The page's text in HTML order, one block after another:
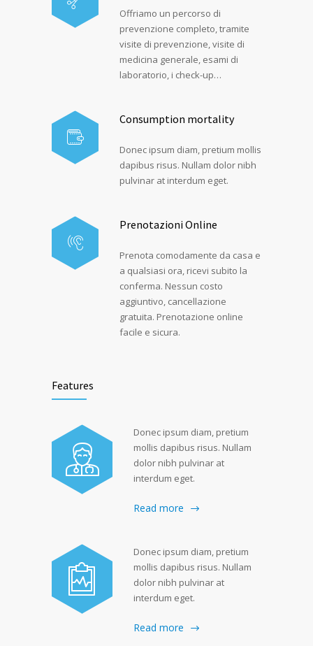
Offriamo un percorso di
prevenzione completo, tramite
visite di prevenzione, visite di
medicina generale, esami di
laboratorio, i check-up…
Consumption mortality
Donec ipsum diam, pretium mollis
dapibus risus. Nullam dolor nibh
pulvinar at interdum eget.
Prenotazioni Online
Prenota comodamente da casa e
a qualsiasi ora, ricevi subito la
conferma. Nessun costo
aggiuntivo, cancellazione
gratuita. Prenotazione online
facile e sicura.
Features
Donec ipsum diam, pretium
mollis dapibus risus. Nullam
dolor nibh pulvinar at
interdum eget.
Read more
Donec ipsum diam, pretium
mollis dapibus risus. Nullam
dolor nibh pulvinar at
interdum eget.
Read more